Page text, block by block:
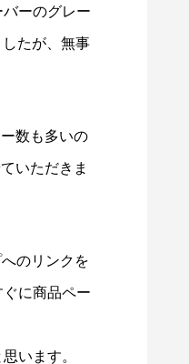
支援専門員協会様
ッカー制作事例 LEPONT様
ーのグレー
たが、無事
数も多いの
いただきま
のリンクを
に商品ペー
います。